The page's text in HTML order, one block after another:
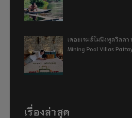
เดอะเจมส์ไมนิงพูลวิลลา
Mining Pool Villas
เรื่องล่าสุด